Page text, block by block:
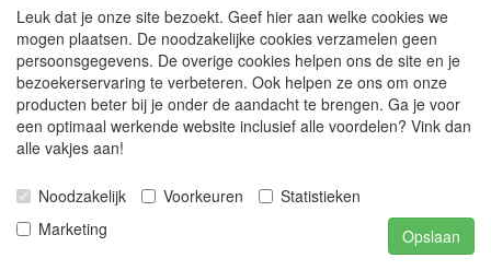
Leuk dat je onze site bezoekt. Geef hier aan welke cookies we
mogen plaatsen. De noodzakelijke cookies verzamelen geen
persoonsgegevens. De overige cookies helpen ons de site en je
bezoekerservaring te verbeteren. Ook helpen ze ons om onze
producten beter bij je onder de aandacht te brengen. Ga je voor
een optimaal werkende website inclusief alle voordelen? Vink dan
alle vakjes aan!
Noodzakelijk Voorkeuren
Statistieken
Marketing
Opslaan